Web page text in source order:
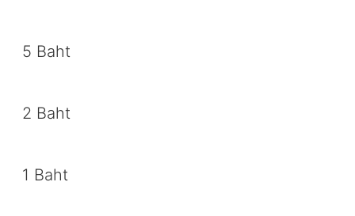
5 Baht
2 Baht
1 Baht